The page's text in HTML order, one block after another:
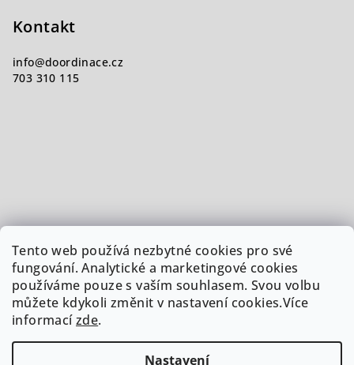
Tento web používá nezbytné cookies pro své
fungování. Analytické a marketingové cookies
používáme pouze s vaším souhlasem. Svou volbu
můžete kdykoli změnit v nastavení cookies.Více
informacízde.
Nastavení
Kontakt
info@doordinace.cz
703 310 115